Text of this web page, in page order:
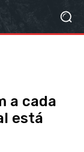
a cada
está